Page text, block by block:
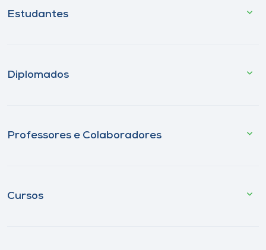
Estudantes
Diplomados
Professores e Colaboradores
Cursos